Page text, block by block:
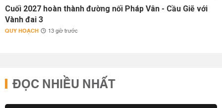
Cuối 2027 hoàn thành đường nối Pháp Vân - Cầu Giẽ với
Vành đai 3
QUY HOẠCH 13 giờ trước
ĐỌC NHIỀU NHẤT